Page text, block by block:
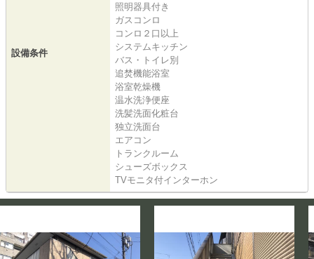
設備条件
照明器具付き
ガスコンロ
コンロ２口以上
システムキッチン
バス・トイレ別
追焚機能浴室
浴室乾燥機
温水洗浄便座
洗髪洗面化粧台
独立洗面台
エアコン
トランクルーム
シューズボックス
TVモニタ付インターホン